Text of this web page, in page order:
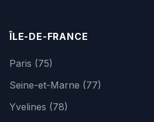
ÎLE-DE-FRANCE
Paris (75)
Seine-et-Marne (77)
Yvelines (78)